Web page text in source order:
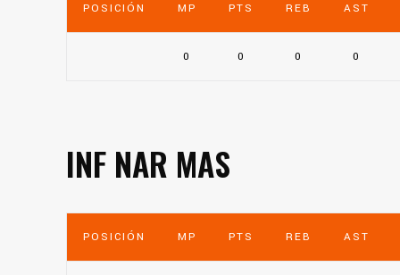
POSICIÓN MP PTS REB AST
0 0 0 0
INF NAR MAS
POSICIÓN MP PTS REB AST